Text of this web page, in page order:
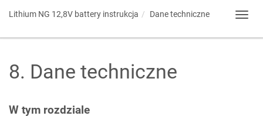
Lithium NG 12,8V battery instrukcja Dane techniczne
8. Dane techniczne
W tym rozdziale